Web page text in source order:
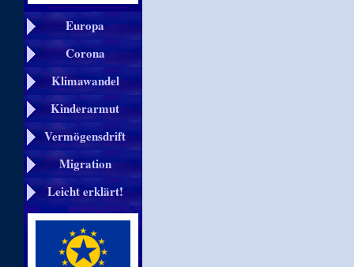
Europa
Corona
Klimawandel
Kinderarmut
Vermögensdrift
Migration
Leicht erklärt!